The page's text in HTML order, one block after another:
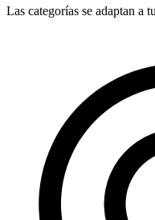
Las categorías se adaptan a